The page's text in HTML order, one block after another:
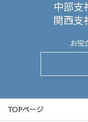
中部支
関西支
お役
TOPページ